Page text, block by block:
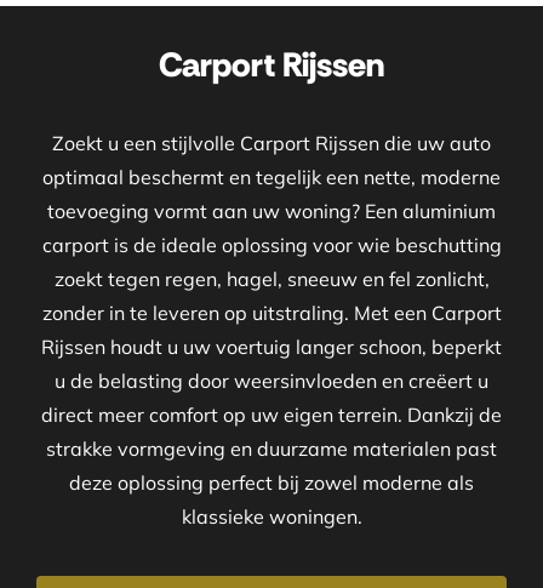
Carport Rijssen
Zoekt u een stijlvolle Carport Rijssen die uw auto
optimaal beschermt en tegelijk een nette, moderne
toevoeging vormt aan uw woning? Een aluminium
carport is de ideale oplossing voor wie beschutting
zoekt tegen regen, hagel, sneeuw en fel zonlicht,
zonder in te leveren op uitstraling. Met een Carport
Rijssen houdt u uw voertuig langer schoon, beperkt
u de belasting door weersinvloeden en creëert u
direct meer comfort op uw eigen terrein. Dankzij de
strakke vormgeving en duurzame materialen past
deze oplossing perfect bij zowel moderne als
klassieke woningen.